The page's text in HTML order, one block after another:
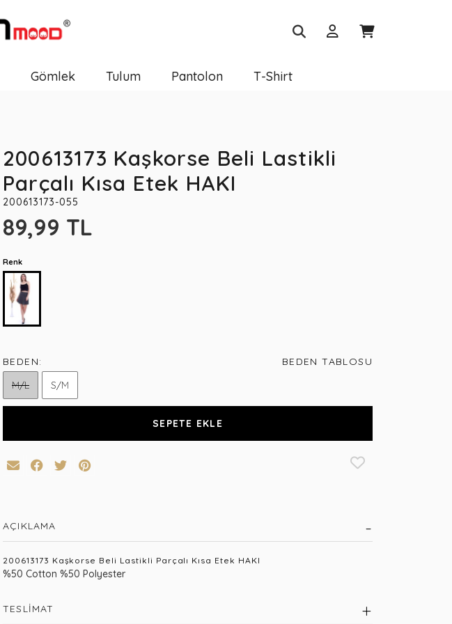
Gömlek Tulum Pantolon T-Shirt
200613173 Kaşkorse Beli Lastikli
Parçalı Kısa Etek HAKI
200613173-055
89,99 TL
Renk
BEDEN:
BEDEN TABLOSU
M/L
S/M
SEPETE EKLE
AÇIKLAMA
200613173 Kaşkorse Beli Lastikli Parçalı Kısa Etek HAKI
%50 Cotton %50 Polyester
TESLIMAT